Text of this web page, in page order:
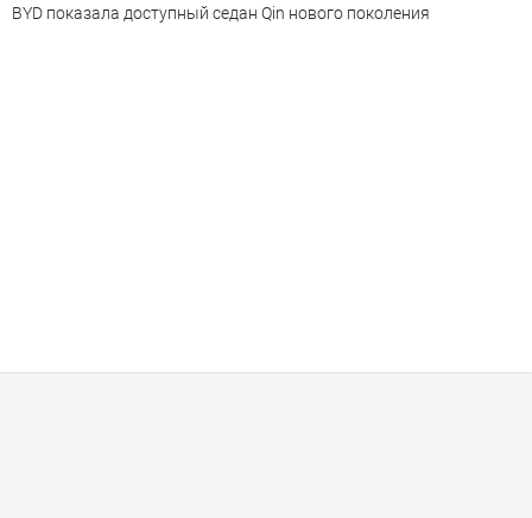
BYD показала доступный седан Qin нового поколения